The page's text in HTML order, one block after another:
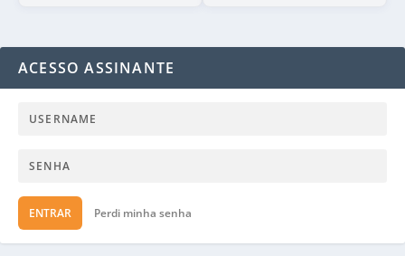
ACESSO ASSINANTE
ENTRAR Perdi minha senha